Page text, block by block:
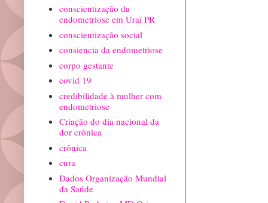
conscientização da
endometriose em Uraí PR
conscientização social
consiencia da endometriose
corpo gestante
covid 19
credibilidade à mulher com
endometriose
Criação do dia nacional da
dor crônica
crônica
cura
Dados Organização Mundial
da Saúde